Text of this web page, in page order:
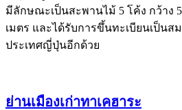
มีลักษณะเป็นสะพานไม้ 5 โค้ง กว้าง 5
เมตร และได้รับการขึ้นทะเบียนเป็น
ประเทศญี่ปุ่นอีกด้วย
ย่านเมืองเก่าทาเคฮาระ